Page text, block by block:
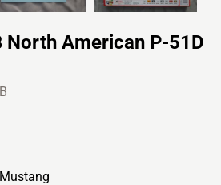
American P-51D